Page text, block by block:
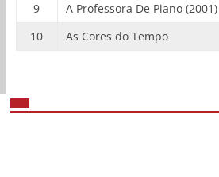
9
A Professora De Piano (2001)
10
As Cores do Tempo